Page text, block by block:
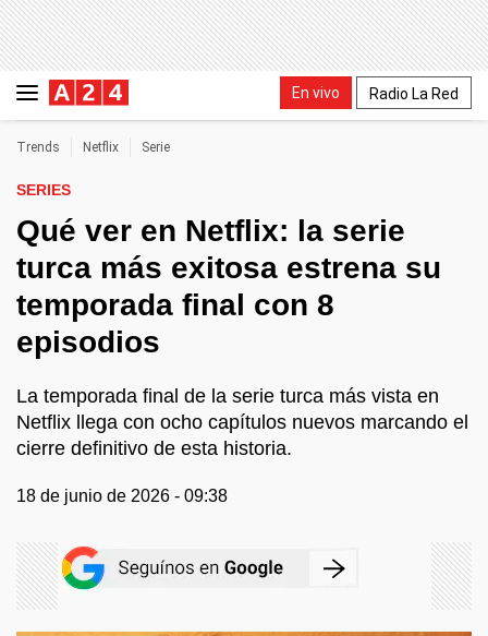
En vivo Radio La Red
Trends Netflix Serie
SERIES
Qué ver en Netflix: la serie
turca más exitosa estrena su
temporada final con 8
episodios
La temporada final de la serie turca más vista en
Netflix llega con ocho capítulos nuevos marcando el
cierre definitivo de esta historia.
18 de junio de 2026 - 09:38